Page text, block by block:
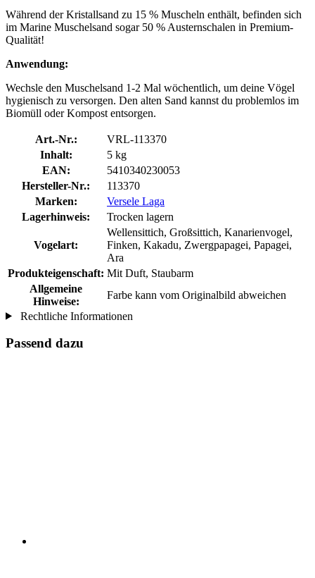
Während der Kristallsand zu 15 % Muscheln enthält, befinden sich
im Marine Muschelsand sogar 50 % Austernschalen in Premium-
Qualität!
Anwendung:
Wechsle den Muschelsand 1-2 Mal wöchentlich, um deine Vögel
hygienisch zu versorgen. Den alten Sand kannst du problemlos im
Biomüll oder Kompost entsorgen.
Art.-Nr.:
VRL-113370
Inhalt:
5 kg
EAN:
5410340230053
Hersteller-Nr.:
113370
Marken:
Versele Laga
Lagerhinweis:
Trocken lagern
Vogelart:
Wellensittich, Großsittich, Kanarienvogel,
Finken, Kakadu, Zwergpapagei, Papagei,
Ara
Produkteigenschaft: Mit Duft, Staubarm
Allgemeine
Hinweise:
Farbe kann vom Originalbild abweichen
Rechtliche Informationen
Passend dazu